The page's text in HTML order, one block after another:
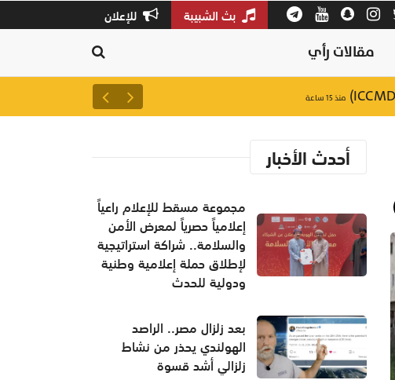
بث الشبيبة للإعلان
مقالات رأي
منذ ١٥ ساعة بورصة مسقط تُغلق على ارتفاع..
أحدث الأخبار
مجموعة مسقط للإعلام راعياً
إعلامياً حصرياً لمعرض الأمن
والسلامة.. شراكة استراتيجية
لإطلاق حملة إعلامية وطنية
ودولية للحدث
بعد زلزال مصر.. الراصد
الهولندي يحذر من نشاط
زلزالي أشد قسوة